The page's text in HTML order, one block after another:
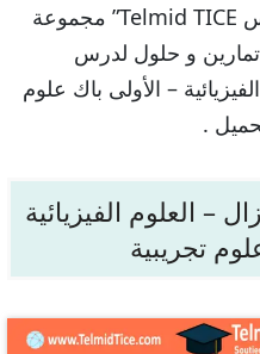
تجدون هنا في موقعنا “تلميذ تيس Telmid TICE” مجموعة
و حلول لدرس
– الأولى باك علوم
– العلوم الفيزيائية
تجريبية